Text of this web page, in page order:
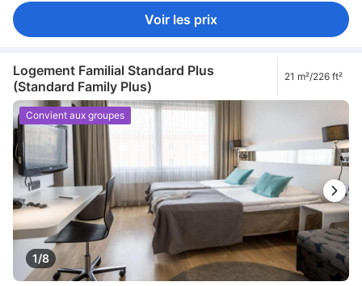
Voir les prix
Logement Familial Standard Plus
(Standard Family Plus)
21 m²/226 ft²
1/8
Convient aux groupes